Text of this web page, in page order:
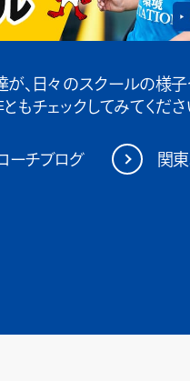
、日々のスクールの様
もチェックしてみてくださ
ーチブログ 関